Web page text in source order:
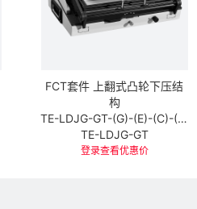
FCT套件 上翻式凸轮下压结
构
TE-LDJG-GT-(G)-(E)-(C)-(X)-(S)
TE-LDJG-GT
登录查看优惠价